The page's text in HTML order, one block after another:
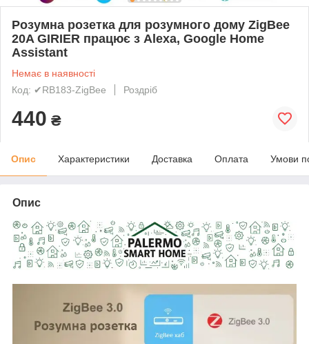
Розумна розетка для розумного дому ZigBee
20A GIRIER працює з Alexa, Google Home
Assistant
Немає в наявності
Код: ✔RB183-ZigBee
Роздріб
440 ₴
Опис Характеристики Доставка Оплата Умови
Опис